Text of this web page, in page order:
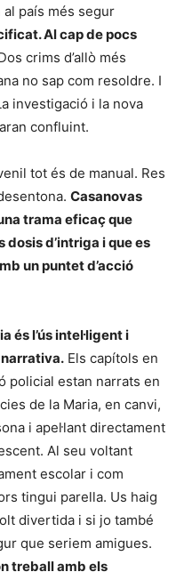
país més segur
Al cap de pocs
crims d’allò més
no sap com resoldre. I
investigació i la nova
confluint.
tot és de manual. Res
Casanovas
trama eficaç que
d’intriga i que es
un puntet d’acció
és l’ús intel·ligent i
narrativa. Els capítols en
policial estan narrats en
de la Maria, en canvi,
i apel·lant directament
Al seu voltant
escolar i com
tingui parella. Us haig
divertida i si jo també
que seriem amigues.
treball amb els